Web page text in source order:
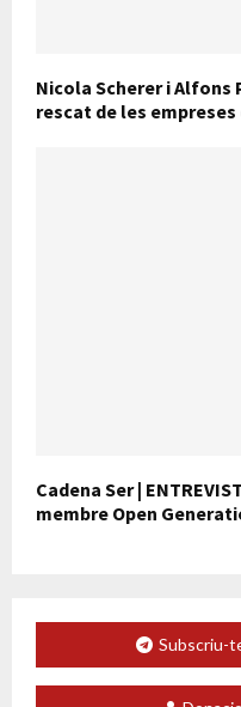
Nicola Scherer i Alfons
rescat de les empreses
Cadena Ser |
membre Open
Subscriu-